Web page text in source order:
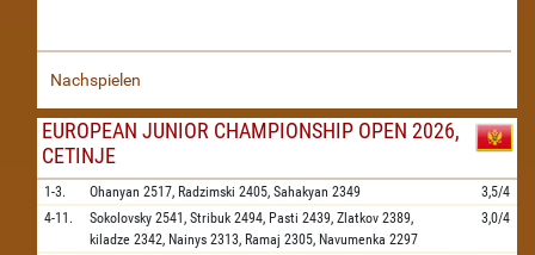
Nachspielen
EUROPEAN JUNIOR CHAMPIONSHIP OPEN 2026,
CETINJE
1-3. Ohanyan 2517, Radzimski 2405, Sahakyan 2349
3,5/4
4-11.
Sokolovsky 2541, Stribuk 2494, Pasti 2439, Zlatkov 2389,
kiladze 2342, Nainys 2313, Ramaj 2305, Navumenka 2297
3,0/4